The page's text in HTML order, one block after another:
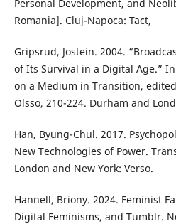
Personal Development, and
Romania]. Cluj-Napoca: Tact,
Gripsrud, Jostein. 2004.
of Its Survival in a Digital Age.”
on a Medium in Transition,
Olsso, 210-224. Durham and
Han, Byung-Chul. 2017.
New Technologies of Power.
London and New York: Verso.
Hannell, Briony. 2024. Feminist
Digital Feminisms, and Tumblr.